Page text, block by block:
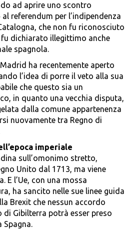
ad aprire uno scontro
referendum per l’indipendenza
che non fu riconosciuto
dichiarato illegittimo anche
spagnola.
ha recentemente aperto
l’idea di porre il veto alla sua
che questo sia un
in quanto una vecchia disputa,
dalla comune appartenenza
nuovamente tra Regno di
imperiale
sull’omonimo stretto,
Unito dal 1713, ma viene
E l’Ue, con una mossa
ha sancito nelle sue linee guida
Brexit che nessun accordo
Gibilterra potrà esser preso
Spagna.